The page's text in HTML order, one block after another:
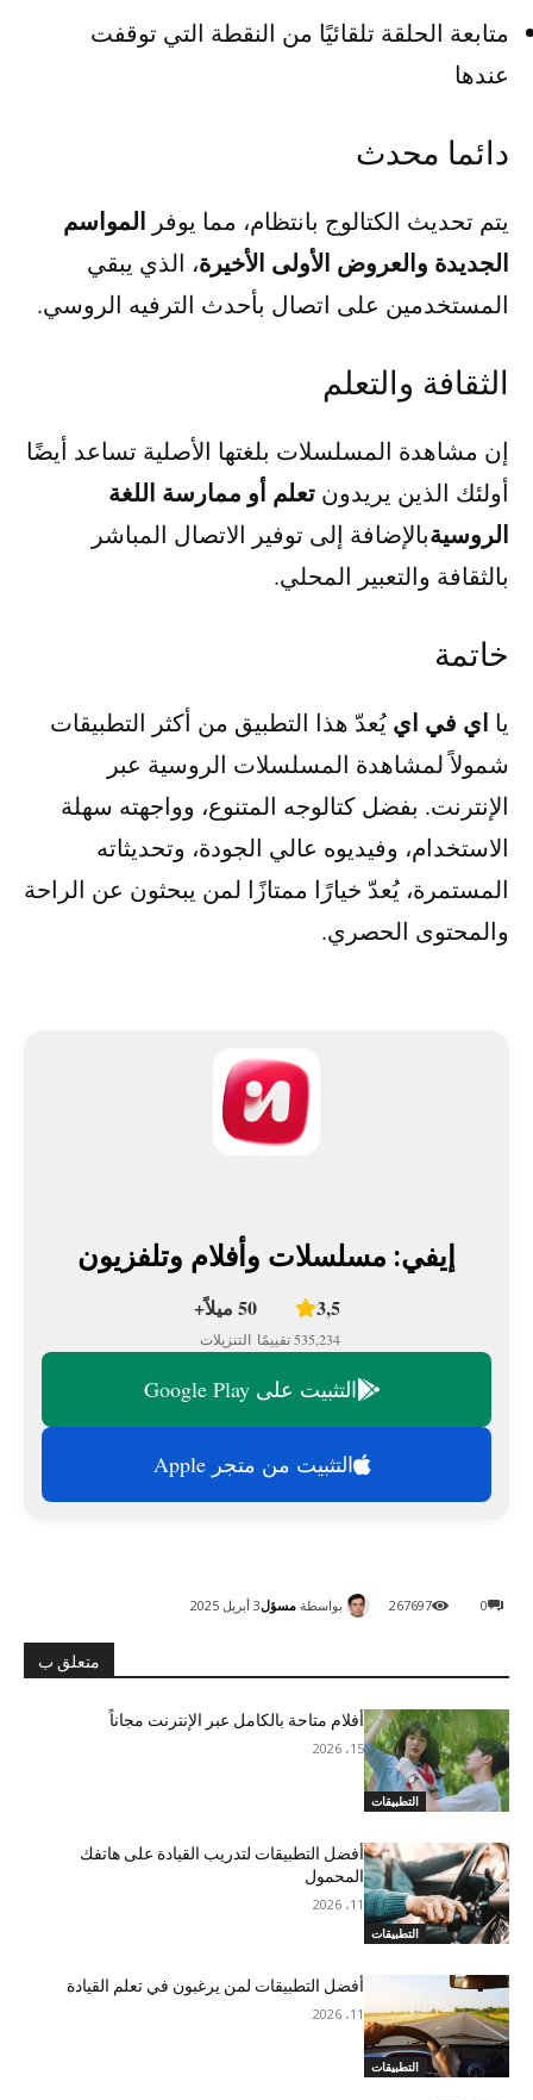
متابعة الحلقة تلقائيًا من النقطة التي توقفت
عندها
دائما محدث
يتم تحديث الكتالوج بانتظام، مما يوفر المواسم
الجديدة والعروض الأولى الأخيرة، الذي يبقي
المستخدمين على اتصال بأحدث الترفيه الروسي.
الثقافة والتعلم
إن مشاهدة المسلسلات بلغتها الأصلية تساعد أيضًا
أولئك الذين يريدون تعلم أو ممارسة اللغة
الروسيةبالإضافة إلى توفير الاتصال المباشر
بالثقافة والتعبير المحلي.
خاتمة
يا اي في اي يُعدّ هذا التطبيق من أكثر التطبيقات
شمولاً لمشاهدة المسلسلات الروسية عبر
الإنترنت. بفضل كتالوجه المتنوع، وواجهته سهلة
الاستخدام، وفيديوه عالي الجودة، وتحديثاته
المستمرة، يُعدّ خيارًا ممتازًا لمن يبحثون عن الراحة
والمحتوى الحصري.
إيفي: مسلسلات وأفلام وتلفزيون
3,5
535,234 تقييمًا
50 ميلاً+
التنزيلات
التثبيت على Google Play
التثبيت من متجر Apple
0
267697 بواسطة مسؤل3 أبريل 2025
متعلق ب
التطبيقات
أفلام متاحة بالكامل عبر الإنترنت مجاناً
15، 2026
التطبيقات
أفضل التطبيقات لتدريب القيادة على هاتفك
المحمول
11، 2026
التطبيقات
أفضل التطبيقات لمن يرغبون في تعلم القيادة
11، 2026